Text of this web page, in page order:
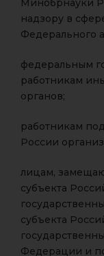
Минобрнауки
надзору в
Федерального
федеральным
работникам
органов;
работникам
России
лицам,
субъекта
субъекта
Федерации и